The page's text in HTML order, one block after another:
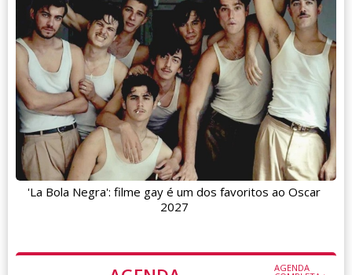
'La Bola Negra': filme gay é um dos favoritos ao Oscar
2027
AGENDA